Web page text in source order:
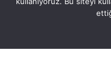
© Telif Hakkı 2026, Tüm